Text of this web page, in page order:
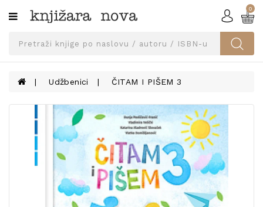
Kategorije
SVEUČILIŠNA
UDŽBENICI
KNJIGE
PRIBOR
OPREMA
UDŽBENIKE!
0
Udžbenici ČITAM I PIŠEM 3